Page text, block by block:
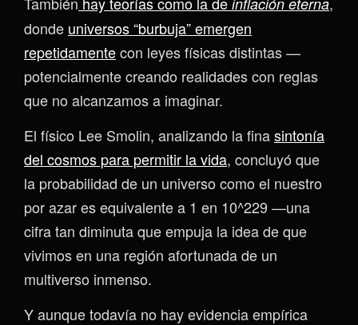
donde universos “burbuja” emergen
repetidamentecon leyes físicas distintas —
potencialmente creando realidades con reglas
que no alcanzamos a imaginar.
El físico Lee Smolin, analizando la finasintonía
del cosmos para permitir la vida, concluyó que
la probabilidad de un universo como el nuestro
por azar es equivalente a 1 en 10^229 —una
cifra tan diminuta que empuja la idea de que
vivimos en una región afortunada de un
multiverso inmenso.
Y aunque todavía no hay evidencia empírica